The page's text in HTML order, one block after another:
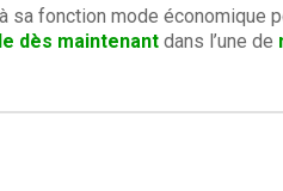
fonction mode économique
dès maintenant dans l’une de